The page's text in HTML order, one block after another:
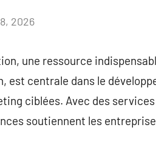
2026
une ressource
centrale dans le
ciblées. Avec des
soutiennent les